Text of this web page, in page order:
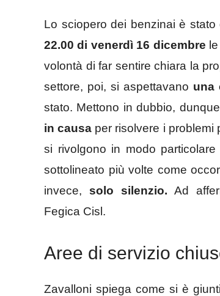
Lo sciopero dei benzinai è stato
22.00 di venerdì 16 dicembre
volontà di far sentire chiara la
settore, poi, si aspettavano una
stato. Mettono in dubbio,
in causa per risolvere i problemi
si rivolgono in modo particolare
sottolineato più volte come
invece, solo silenzio. Ad
Fegica Cisl.
Aree di servizio
Zavalloni spiega come si è